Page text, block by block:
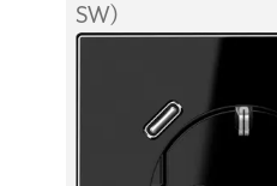
SW)